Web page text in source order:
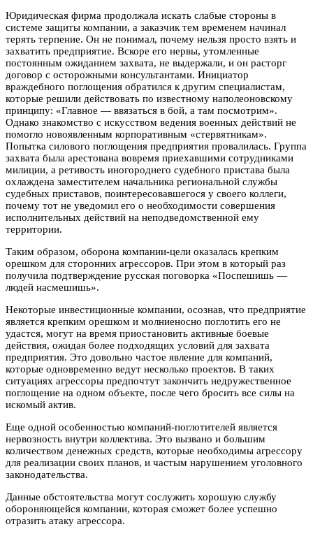
Юридическая фирма продолжала искать слабые стороны в
системе защиты компании, а заказчик тем временем начинал
терять терпение. Он не понимал, почему нельзя просто взять и
захватить предприятие. Вскоре его нервы, утомленные
постоянным ожиданием захвата, не выдержали, и он расторг
договор с осторожными консультантами. Инициатор
враждебного поглощения обратился к другим специалистам,
которые решили действовать по известному наполеоновскому
принципу: «Главное — ввязаться в бой, а там посмотрим».
Однако знакомство с искусством ведения военных действий не
помогло новоявленным корпоративным «стервятникам».
Попытка силового поглощения предприятия провалилась. Группа
захвата была арестована вовремя приехавшими сотрудниками
милиции, а ретивость иногороднего судебного пристава была
охлаждена заместителем начальника региональной службы
судебных приставов, поинтересовавшегося у своего коллеги,
почему тот не уведомил его о необходимости совершения
исполнительных действий на неподведомственной ему
территории.
Таким образом, оборона компании-цели оказалась крепким
орешком для сторонних агрессоров. При этом в который раз
получила подтверждение русская поговорка «Поспешишь —
людей насмешишь».
Некоторые инвестиционные компании, осознав, что предприятие
является крепким орешком и молниеносно поглотить его не
удастся, могут на время приостановить активные боевые
действия, ожидая более подходящих условий для захвата
предприятия. Это довольно частое явление для компаний,
которые одновременно ведут несколько проектов. В таких
ситуациях агрессоры предпочтут закончить недружественное
поглощение на одном объекте, после чего бросить все силы на
искомый актив.
Еще одной особенностью компаний-поглотителей является
нервозность внутри коллектива. Это вызвано и большим
количеством денежных средств, которые необходимы агрессору
для реализации своих планов, и частым нарушением уголовного
законодательства.
Данные обстоятельства могут сослужить хорошую службу
обороняющейся компании, которая сможет более успешно
отразить атаку агрессора.